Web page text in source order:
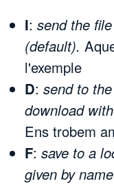
I: send the
(default).
l'exemple
D: send to
download
Ens trobem
F: save to a
given by name